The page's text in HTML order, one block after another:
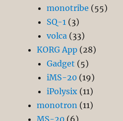
monotribe (55)
SQ-1 (3)
volca (33)
KORG App (28)
Gadget (5)
iMS-20 (19)
iPolysix (11)
monotron (11)